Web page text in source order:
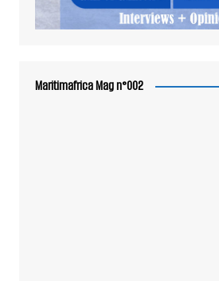
Maritimafrica Mag n°002